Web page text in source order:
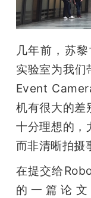
活
动
中
心
几年前，苏
实验室为我
Event
机有很大的差
十分理想的，
而非清晰拍摄
在提交给
的一篇论文